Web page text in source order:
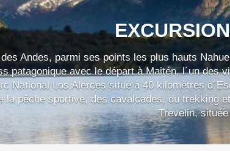
Andes, parmi ses points les plus hauts
patagonique avec le départ à Maitén, l´un des
National Los Alerces situé à 40 kilomètres
la pêche sportive, des cavalcades, du trekking
Trevelin,